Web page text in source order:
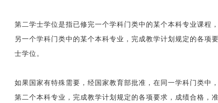
第二学士学位是指已修完一个学科门类中的某个本科专业课程
另一个学科门类中的某个本科专业，完成教学计划规定的各项
士学位。
如果国家有特殊需要，经国家教育部批准，在同一学科门类中
第二个本科专业，完成教学计划规定的各项要求，成绩合格，